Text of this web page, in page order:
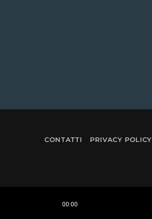
00:00
CONTATTI PRIVACY POLICY